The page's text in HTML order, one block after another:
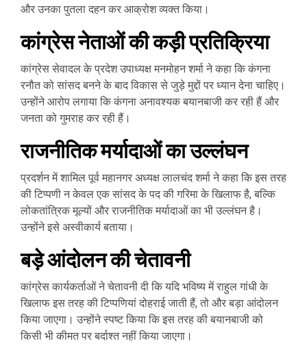
और उनका पुतला दहन कर आक्रोश व्यक्त किया।
कांग्रेस नेताओं की कड़ी प्रतिक्रिया
कांग्रेस सेवादल के प्रदेश उपाध्यक्ष मनमोहन शर्मा ने कहा कि कंगना
रनौत को सांसद बनने के बाद विकास से जुड़े मुद्दों पर ध्यान देना चाहिए।
उन्होंने आरोप लगाया कि कंगना अनावश्यक बयानबाजी कर रही हैं और
जनता को गुमराह कर रही हैं।
राजनीतिक मर्यादाओं का उल्लंघन
प्रदर्शन में शामिल पूर्व महानगर अध्यक्ष लालचंद शर्मा ने कहा कि इस तरह
की टिप्पणी न केवल एक सांसद के पद की गरिमा के खिलाफ है, बल्कि
लोकतांत्रिक मूल्यों और राजनीतिक मर्यादाओं का भी उल्लंघन है।
उन्होंने इसे अस्वीकार्य बताया।
बड़े आंदोलन की चेतावनी
कांग्रेस कार्यकर्ताओं ने चेतावनी दी कि यदि भविष्य में राहुल गांधी के
खिलाफ इस तरह की टिप्पणियां दोहराई जाती हैं, तो और बड़ा आंदोलन
किया जाएगा। उन्होंने स्पष्ट किया कि इस तरह की बयानबाजी को
किसी भी कीमत पर बर्दाश्त नहीं किया जाएगा।